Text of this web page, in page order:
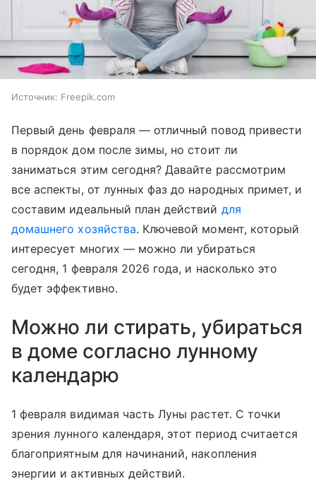
Источник: Freepik.com
Первый день февраля — отличный повод привести
в порядок дом после зимы, но стоит ли
заниматься этим сегодня? Давайте рассмотрим
все аспекты, от лунных фаз до народных примет, и
составим идеальный план действий для
домашнего хозяйства. Ключевой момент, который
интересует многих — можно ли убираться
сегодня, 1 февраля 2026 года, и насколько это
будет эффективно.
Можно ли стирать, убираться
в доме согласно лунному
календарю
1 февраля видимая часть Луны растет. С точки
зрения лунного календаря, этот период считается
благоприятным для начинаний, накопления
энергии и активных действий.